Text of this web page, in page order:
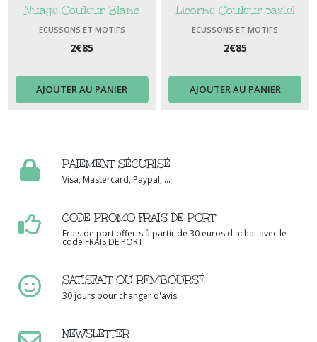
Nuage Couleur Blanc
ECUSSONS ET MOTIFS
2€85
AJOUTER AU PANIER
Licorne Couleur pastel
ECUSSONS ET MOTIFS
2€85
AJOUTER AU PANIER
PAIEMENT SÉCURISÉ
Visa, Mastercard, Paypal, ...
CODE PROMO FRAIS DE PORT
Frais de port offerts à partir de 30 euros d'achat avec le
code FRAIS DE PORT
SATISFAIT OU REMBOURSÉ
30 jours pour changer d'avis
NEWSLETTER